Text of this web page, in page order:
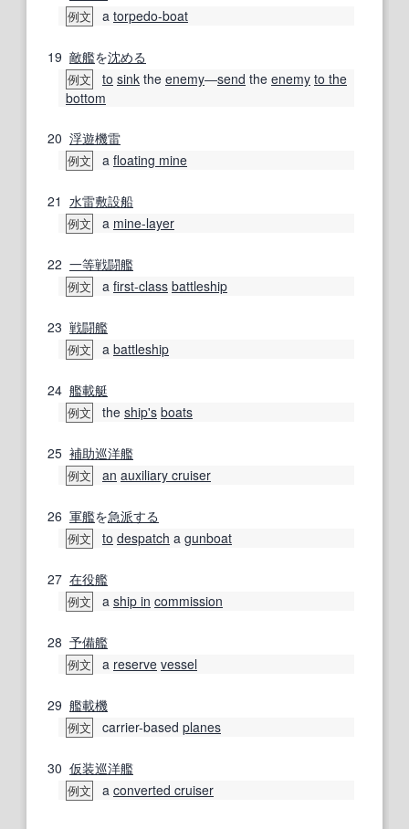
例文 a torpedo-boat
19 敵艦を沈める
例文 to sink the enemy―send the enemy to the
bottom
20 浮遊機雷
例文 a floating mine
21 水雷敷設船
例文 a mine-layer
22 一等戦闘艦
例文 a first-class battleship
23 戦闘艦
例文 a battleship
24 艦載艇
例文 the ship's boats
25 補助巡洋艦
例文 an auxiliary cruiser
26 軍艦を急派する
例文 to despatch a gunboat
27 在役艦
例文 a ship in commission
28 予備艦
例文 a reserve vessel
29 艦載機
例文 carrier-based planes
30 仮装巡洋艦
例文 a converted cruiser